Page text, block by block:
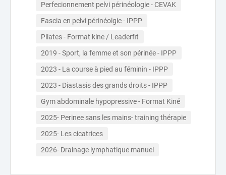
Perfecionnement pelvi périnéologie - CEVAK
Fascia en pelvi périnéolgie - IPPP
Pilates - Format kine / Leaderfit
2019 - Sport, la femme et son périnée - IPPP
2023 - La course à pied au féminin - IPPP
2023 - Diastasis des grands droits - IPPP
Gym abdominale hypopressive - Format Kiné
2025- Perinee sans les mains- training thérapie
2025- Les cicatrices
2026- Drainage lymphatique manuel